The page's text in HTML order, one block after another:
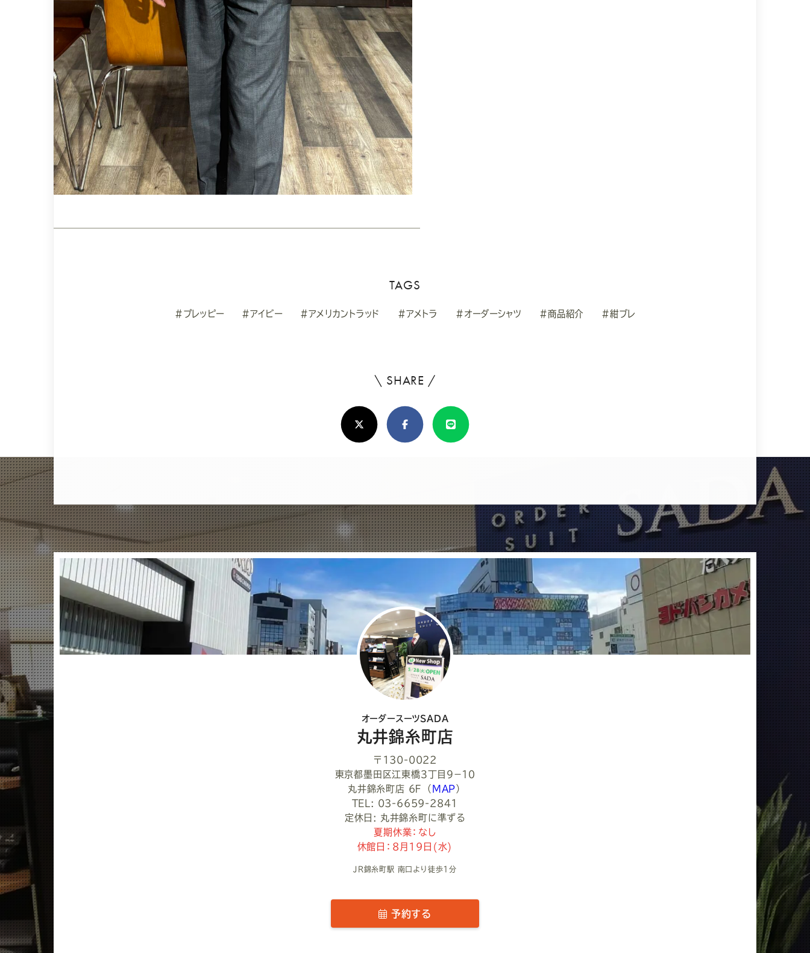
TAGS
#プレッピー #アイビー #アメリカントラッド #アメトラ #オーダーシャツ #商品紹介 #紺ブレ
\ SHARE /
ろ
し
け
シ
ェ
ア
て
く
だ
さ
X(Twitter)FacebookLine
オーダースーツSADA
丸井錦糸町店
〒130-0022
東京都墨田区江東橋３丁目９−１０
丸井錦糸町店 6Ｆ
（ MAP ）
TEL: 03-6659-2841
定休日: 丸井錦糸町に準ずる
夏期休業：なし
休館日：8月19日(水)
JR錦糸町駅 南口より徒歩1分
予約する